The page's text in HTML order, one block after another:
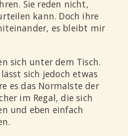
Sie reden nicht,
kann. Doch ihre
es bleibt mir
sich unter dem Tisch.
sich jedoch etwas
es das Normalste der
im Regal, die sich
und eben einfach